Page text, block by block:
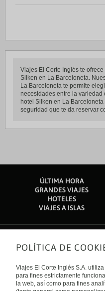
Viajes El Corte Inglés te
Silken en La Barceloneta.
La Barceloneta te permite
necesidades entre la variedad
hotel Silken en La
seguridad que te da reservar
ÚLTIMA HORA
GRANDES VIAJES
HOTELES
VIAJES A ISLAS
Sobre nosotros
Quiénes somos
Financiación
Sostenibilidad
Turismo accesible
Enlaces de interés
POLÍTICA DE
Viajes El Corte Inglés S.A.
para fines estrictamente
la web, así como para fines